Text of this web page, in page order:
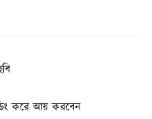
করে আয় করবেন